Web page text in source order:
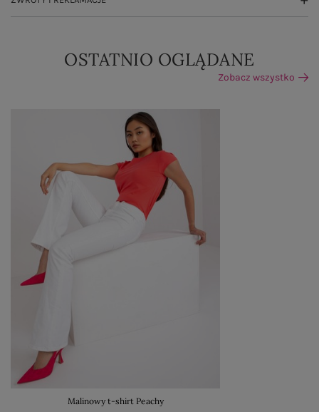
OSTATNIO OGLĄDANE
Zobacz wszystko
Malinowy t-shirt Peachy